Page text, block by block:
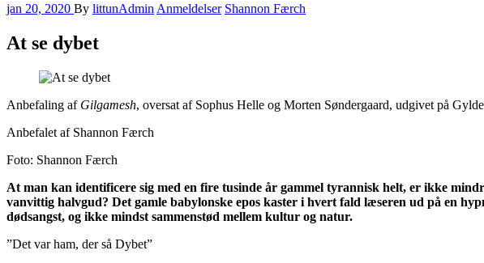
jan 20, 2020 By littunAdmin Anmeldelser Shannon Færch
At se dybet
Anbefaling af Gilgamesh, oversat af Sophus Helle og Morten Søndergaard, udgivet på
Anbefalet af Shannon Færch
Foto: Shannon Færch
At man kan identificere sig med en fire tusinde år gammel tyrannisk helt, er ikke
vanvittig halvgud? Det gamle babylonske epos kaster i hvert fald læseren ud på en
dødsangst, og ikke mindst sammenstød mellem kultur og natur.
”Det var ham, der så Dybet”